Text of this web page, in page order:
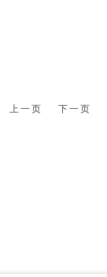
上一页 下一页